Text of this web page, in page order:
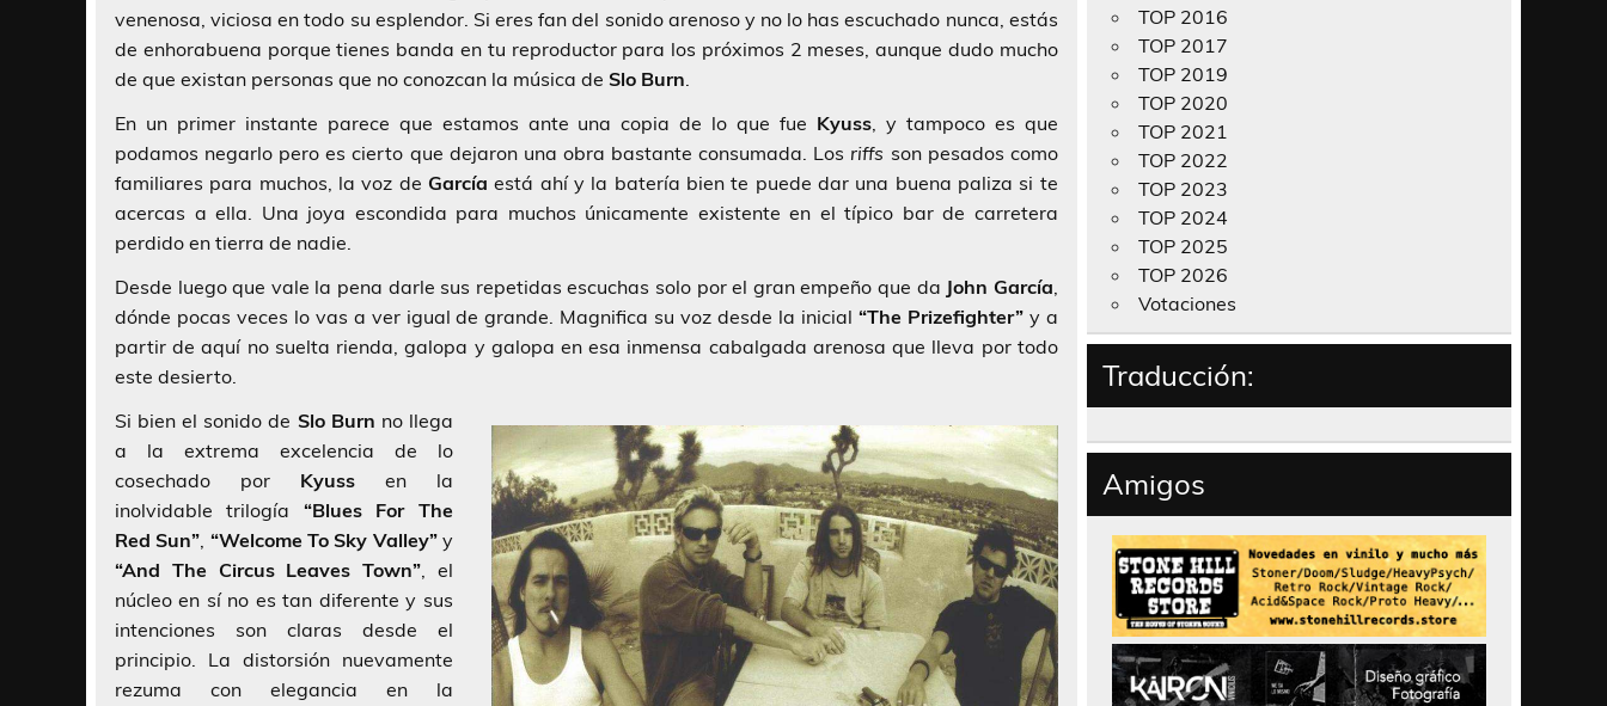
venenosa, viciosa en todo su esplendor. Si eres fan del sonido arenoso y no lo has escuchado nunca, estás
de enhorabuena porque tienes banda en tu reproductor para los próximos 2 meses, aunque dudo mucho
de que existan personas que no conozcan la música de Slo Burn.
En un primer instante parece que estamos ante una copia de lo que fue Kyuss, y tampoco es que
podamos negarlo pero es cierto que dejaron una obra bastante consumada. Los riffs son pesados como
familiares para muchos, la voz deGarcía está ahí y la batería bien te puede dar una buena paliza si te
acercas a ella. Una joya escondida para muchos únicamente existente en el típico bar de carretera
perdido en tierra de nadie.
Desde luego que vale la pena darle sus repetidas escuchas solo por el gran empeño que da John García,
dónde pocas veces lo vas a ver igual de grande. Magnifica su voz desde la inicial “The Prizefighter”y a
partir de aquí no suelta rienda, galopa y galopa en esa inmensa cabalgada arenosa que lleva por todo
este desierto.
Si bien el sonido de Slo Burn no llega
a la extrema excelencia de lo
cosechado por Kyussen la
inolvidable trilogía “Blues For The
Red Sun”, “Welcome To Sky Valley” y
“And The Circus Leaves Town”, el
núcleo en sí no es tan diferente y sus
intenciones son claras desde el
principio. La distorsión nuevamente
rezuma con elegancia en la
TOP 2016
TOP 2017
TOP 2019
TOP 2020
TOP 2021
TOP 2022
TOP 2023
TOP 2024
TOP 2025
TOP 2026
Votaciones
Traducción:
Amigos